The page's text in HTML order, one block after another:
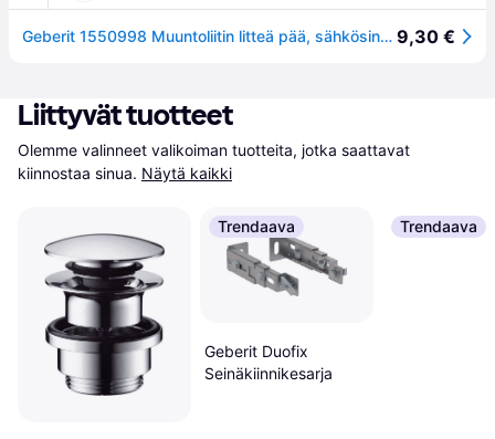
Geberit 1550998 Muuntoliitin litteä pää, sähkösinkitty 22 x 35 mm, Asennus 9,30 €
Liittyvät tuotteet
Olemme valinneet valikoiman tuotteita, jotka saattavat
kiinnostaa sinua. Näytä kaikki
Trendaava
Geberit Duofix
Seinäkiinnikesarja
Trendaava